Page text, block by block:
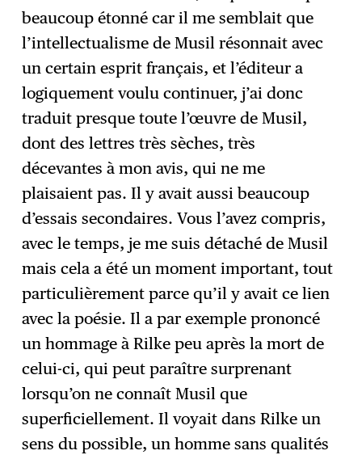
beaucoup étonné car il me semblait que
l’intellectualisme de Musil résonnait avec
un certain esprit français, et l’éditeur a
logiquement voulu continuer, j’ai donc
traduit presque toute l’œuvre de Musil,
dont des lettres très sèches, très
décevantes à mon avis, qui ne me
plaisaient pas. Il y avait aussi beaucoup
d’essais secondaires. Vous l’avez compris,
avec le temps, je me suis détaché de Musil
mais cela a été un moment important, tout
particulièrement parce qu’il y avait ce lien
avec la poésie. Il a par exemple prononcé
un hommage à Rilke peu après la mort de
celui-ci, qui peut paraître surprenant
lorsqu’on ne connaît Musil que
superficiellement. Il voyait dans Rilke un
sens du possible, un homme sans qualités